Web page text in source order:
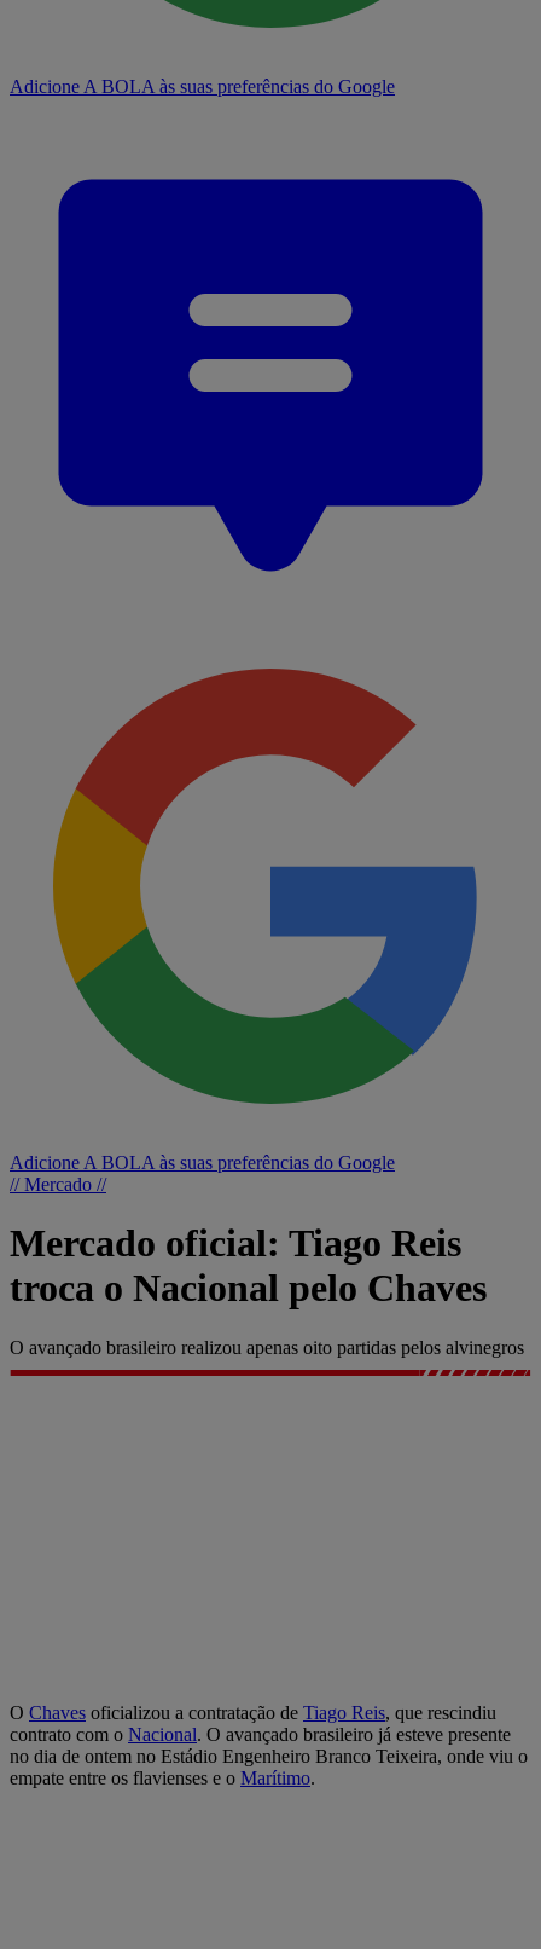
Adicione A BOLA às suas preferências do Google
Adicione A BOLA às suas preferências do Google
// Mercado //
Mercado oficial: Tiago Reis
troca o Nacional pelo Chaves
O avançado brasileiro realizou apenas oito partidas pelos alvinegros
O Chaves oficializou a contratação de Tiago Reis, que rescindiu
contrato com o Nacional. O avançado brasileiro já esteve presente
no dia de ontem no Estádio Engenheiro Branco Teixeira, onde viu o
empate entre os flavienses e o Marítimo.